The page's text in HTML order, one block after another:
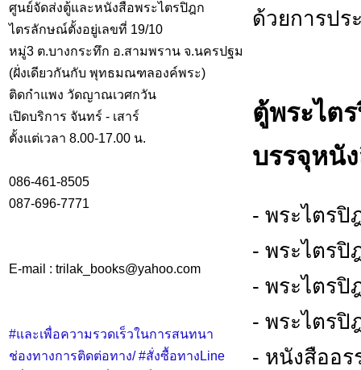
ศูนย์จัดส่งตู้และหนังสือพระไตรปิฎก
ไตรลักษณ์ตั้งอยู่เลขที่ 19/10
หมู่3 ต.บางกระทึก อ.สามพราน จ.นครปฐม
(ฝั่งเดียวกันกับ พุทธมณฑลองค์พระ)
ติดกำแพง วัดญาณเวศกวัน
เปิดบริการ จันทร์ - เสาร์
ตั้งแต่เวลา 8.00-17.00 น.
086-461-8505
087-696-7771
E-mail : trilak_books@yahoo.com
#และเพื่อความรวดเร็วในการสนทนา
ช่องทางการติดต่อทาง/ #สั่งซื้อทางLine
ด้วยการป
ตู้พระไต
บรรจุหนั
- พระไตรปิ
- พระไตรปิ
- พระไตรปิ
- พระไตรปิ
- หนังสืออร